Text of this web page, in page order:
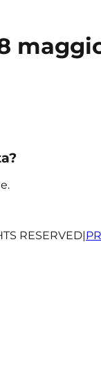
RESERVED|